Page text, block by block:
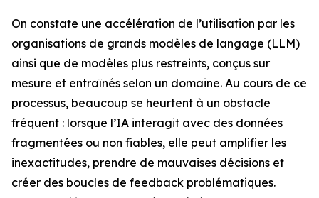
On constate une accélération de l’utilisation par les
organisations de grands modèles de langage (LLM)
ainsi que de modèles plus restreints, conçus sur
mesure et entraînés selon un domaine. Au cours de ce
processus, beaucoup se heurtent à un obstacle
fréquent : lorsque l’IA interagit avec des données
fragmentées ou non fiables, elle peut amplifier les
inexactitudes, prendre de mauvaises décisions et
créer des boucles de feedback problématiques.